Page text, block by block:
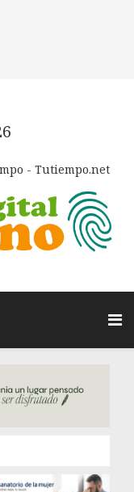
- Tutiempo.net